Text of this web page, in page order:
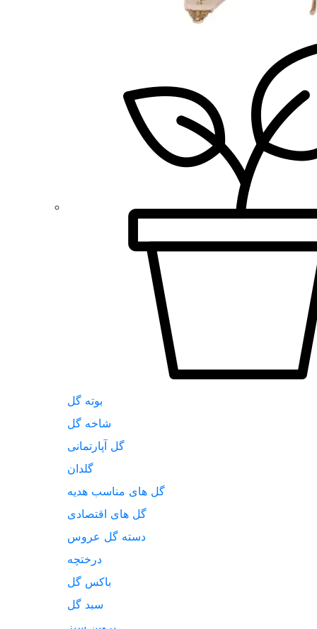
بوته گل
شاخه گل
گل آپارتمانی
گلدان
گل های مناسب هدیه
گل های اقتصادی
دسته گل عروس
درختچه
باکس گل
سبد گل